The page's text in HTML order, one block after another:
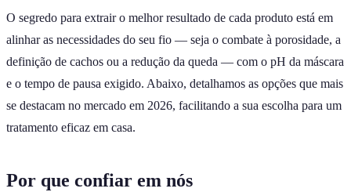
O segredo para extrair o melhor resultado de cada produto está em
alinhar as necessidades do seu fio — seja o combate à porosidade, a
definição de cachos ou a redução da queda — com o pH da máscara
e o tempo de pausa exigido. Abaixo, detalhamos as opções que mais
se destacam no mercado em 2026, facilitando a sua escolha para um
tratamento eficaz em casa.
Por que confiar em nós